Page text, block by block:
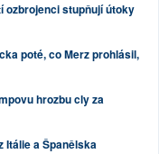
ozbrojenci stupňují útoky
poté, co Merz prohlásil,
hrozbu cly za
Itálie a Španělska